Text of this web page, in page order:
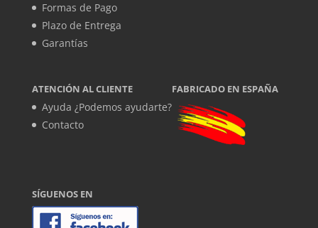
Formas de Pago
Plazo de Entrega
Garantías
ATENCIÓN AL CLIENTE
Ayuda ¿Podemos ayudarte?
Contacto
FABRICADO EN ESPAÑA
SÍGUENOS EN